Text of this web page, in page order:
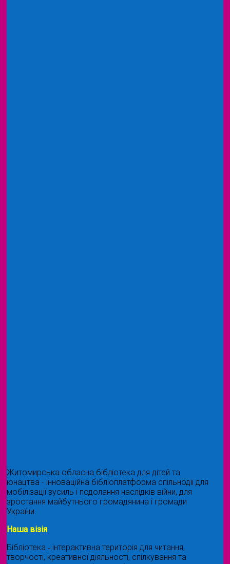
Житомирська обласна бібліотека для дітей та
юнацтва - інноваційна бібліоплатформа спільнодії для
мобілізації зусиль і подолання наслідків війни, для
зростання майбутнього громадянина і громади
України.
Наша візія
Бібліотека ˗ інтерактивна територія для читання,
творчості, креативної діяльності, спілкування та